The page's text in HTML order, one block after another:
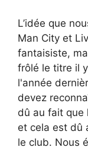
L’idée que
Man City et
fantaisiste,
frôlé le titre il
l'année
devez
dû au fait que
et cela est dû
le club. Nous